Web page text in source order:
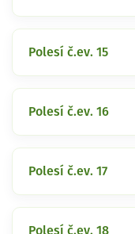
Polesí č.ev. 15
Polesí č.ev. 16
Polesí č.ev. 17
Polesí č.ev. 18